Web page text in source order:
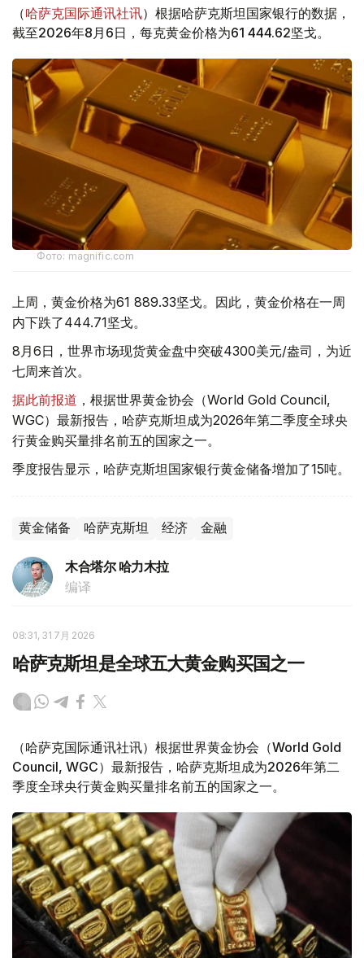
（哈萨克国际通讯社讯）根据哈萨克斯坦国家银行的数据，
截至2026年8月6日，每克黄金价格为61 444.62坚戈。
Фото: magnific.com
上周，黄金价格为61 889.33坚戈。因此，黄金价格在一周
内下跌了444.71坚戈。
8月6日，世界市场现货黄金盘中突破4300美元/盎司，为近
七周来首次。
据此前报道 ，根据世界黄金协会（World Gold Council,
WGC）最新报告，哈萨克斯坦成为2026年第二季度全球央
行黄金购买量排名前五的国家之一。
季度报告显示，哈萨克斯坦国家银行黄金储备增加了15吨。
黄金储备 哈萨克斯坦 经济 金融
木合塔尔 哈力木拉
编译
08:31, 31 7月 2026
哈萨克斯坦是全球五大黄金购买国之一
（哈萨克国际通讯社讯）根据世界黄金协会（World Gold
Council, WGC）最新报告，哈萨克斯坦成为2026年第二
季度全球央行黄金购买量排名前五的国家之一。